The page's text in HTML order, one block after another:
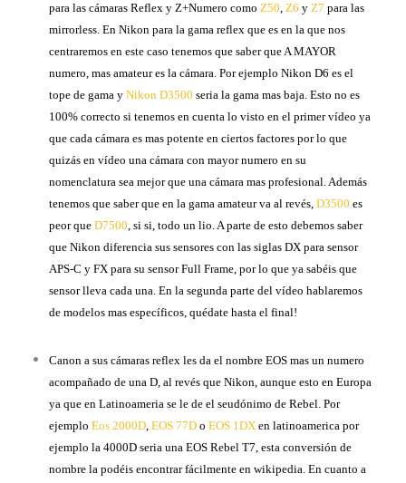
para las cámaras Reflex y Z+Numero comoZ50,Z6 yZ7 para las
mirrorless. En Nikon para la gama reflex que es en la que nos
centraremos en este caso tenemos que saber que A MAYOR
numero, mas amateur es la cámara. Por ejemplo Nikon D6 es el
tope de gama yNikon D3500 seria la gama mas baja. Esto no es
100% correcto si tenemos en cuenta lo visto en el primer vídeo ya
que cada cámara es mas potente en ciertos factores por lo que
quizás en vídeo una cámara con mayor numero en su
nomenclatura sea mejor que una cámara mas profesional. Además
tenemos que saber que en la gama amateur va al revés,D3500 es
peor queD7500, si si, todo un lio. A parte de esto debemos saber
que Nikon diferencia sus sensores con las siglas DX para sensor
APS-C y FX para su sensor Full Frame, por lo que ya sabéis que
sensor lleva cada una. En la segunda parte del vídeo hablaremos
de modelos mas específicos, quédate hasta el final!
Canon a sus cámaras reflex les da el nombre EOS mas un numero
acompañado de una D, al revés que Nikon, aunque esto en Europa
ya que en Latinoameria se le de el seudónimo de Rebel. Por
ejemploEos 2000D,EOS 77D oEOS 1DX en latinoamerica por
ejemplo la 4000D seria una EOS Rebel T7, esta conversión de
nombre la podéis encontrar fácilmente en wikipedia. En cuanto a